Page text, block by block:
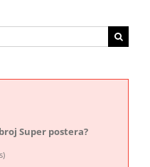
Super postera?